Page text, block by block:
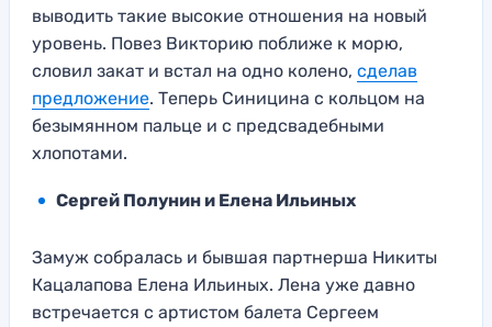
выводить такие высокие отношения на новый
уровень. Повез Викторию поближе к морю,
словил закат и встал на одно колено, сделав
предложение. Теперь Синицина с кольцом на
безымянном пальце и с предсвадебными
хлопотами.
Сергей Полунин и Елена Ильиных
Замуж собралась и бывшая партнерша Никиты
Кацалапова Елена Ильиных. Лена уже давно
встречается с артистом балета Сергеем